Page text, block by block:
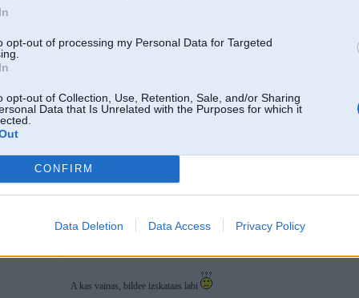
opt-out of processing my Personal Data for Targeted
opt-out of Collection, Use, Retention, Sale, and/or Sharing
Data that Is Unrelated with the Purposes for which it
CONFIRM
Data Deletion Data Access Privacy Policy
09 May 2008, 15:23:00 Digital rakstīja:
A par motoru pm Lambertino , vinjam m20b25 tieshi komplekta tagad
A kas vainas, bildee izskataas labi